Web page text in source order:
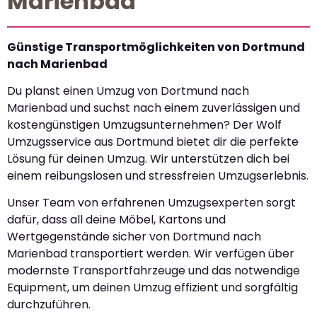
Günstige Transportmöglichkeiten von Dortmund
nach Marienbad
Du planst einen Umzug von Dortmund nach
Marienbad und suchst nach einem zuverlässigen und
kostengünstigen Umzugsunternehmen? Der Wolf
Umzugsservice aus Dortmund bietet dir die perfekte
Lösung für deinen Umzug. Wir unterstützen dich bei
einem reibungslosen und stressfreien Umzugserlebnis.
Unser Team von erfahrenen Umzugsexperten sorgt
dafür, dass all deine Möbel, Kartons und
Wertgegenstände sicher von Dortmund nach
Marienbad transportiert werden. Wir verfügen über
modernste Transportfahrzeuge und das notwendige
Equipment, um deinen Umzug effizient und sorgfältig
durchzuführen.